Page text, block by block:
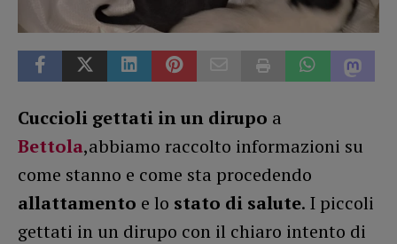
Cuccioli gettati in un dirupo a
Bettola,abbiamo raccolto informazioni su
come stanno e come sta procedendo
allattamento e lo stato di salute. I piccoli
gettati in un dirupo con il chiaro intento di